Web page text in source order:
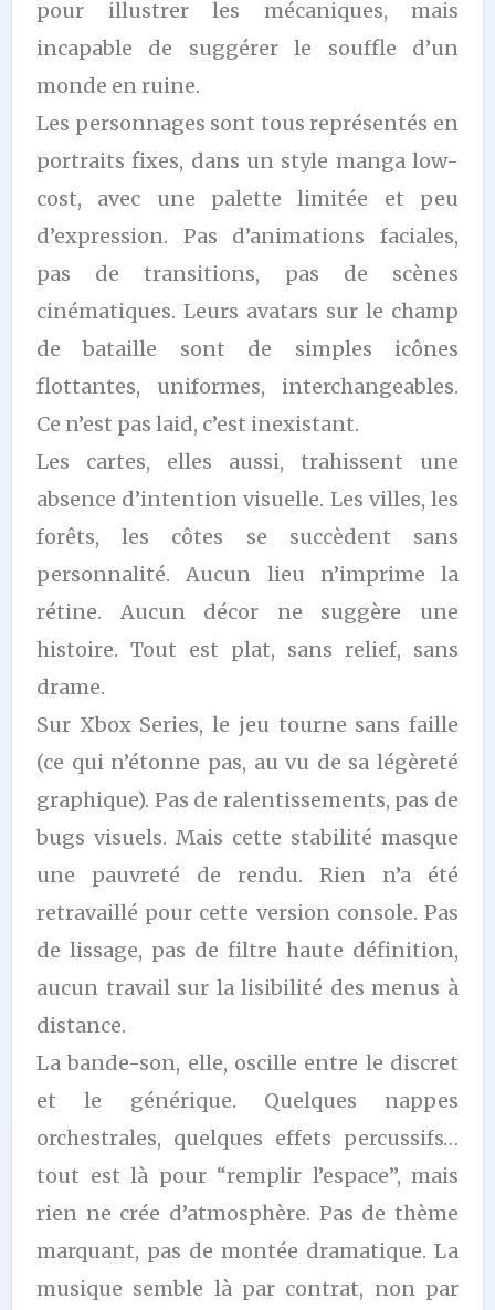
pour illustrer les mécaniques, mais
incapable de suggérer le souffle d’un
monde en ruine.
Les personnages sont tous représentés en
portraits fixes, dans un style manga low-
cost, avec une palette limitée et peu
d’expression. Pas d’animations faciales,
pas de transitions, pas de scènes
cinématiques. Leurs avatars sur le champ
de bataille sont de simples icônes
flottantes, uniformes, interchangeables.
Ce n’est pas laid, c’est inexistant.
Les cartes, elles aussi, trahissent une
absence d’intention visuelle. Les villes, les
forêts, les côtes se succèdent sans
personnalité. Aucun lieu n’imprime la
rétine. Aucun décor ne suggère une
histoire. Tout est plat, sans relief, sans
drame.
Sur Xbox Series, le jeu tourne sans faille
(ce qui n’étonne pas, au vu de sa légèreté
graphique). Pas de ralentissements, pas de
bugs visuels. Mais cette stabilité masque
une pauvreté de rendu. Rien n’a été
retravaillé pour cette version console. Pas
de lissage, pas de filtre haute définition,
aucun travail sur la lisibilité des menus à
distance.
La bande-son, elle, oscille entre le discret
et le générique. Quelques nappes
orchestrales, quelques effets percussifs…
tout est là pour “remplir l’espace”, mais
rien ne crée d’atmosphère. Pas de thème
marquant, pas de montée dramatique. La
musique semble là par contrat, non par